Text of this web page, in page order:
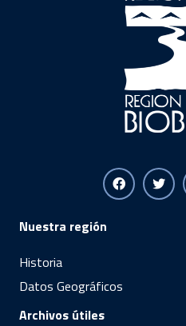
Nuestra región
Historia
Datos Geográficos
Archivos útiles